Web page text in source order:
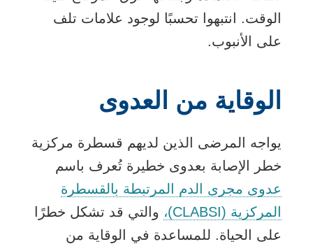
الوقت. انتبهوا تحسبًا لوجود علامات تلف
على الأنبوب.
الوقاية من العدوى
يواجه المرضى الذين لديهم قسطرة مركزية
خطر الإصابة بعدوى خطيرة تُعرف باسم
عدوى مجرى الدم المرتبطة بالقسطرة
المركزية (CLABSI)،
والتي قد تشكل خطرًا
على الحياة. للمساعدة في الوقاية من